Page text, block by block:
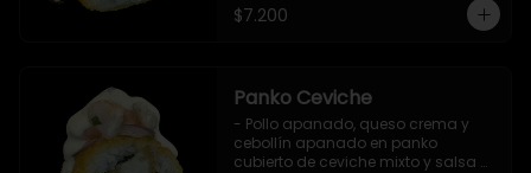
$7.200
Panko Ceviche
- Pollo apanado, queso crema y
cebollín apanado en panko
cubierto de ceviche mixto y salsa